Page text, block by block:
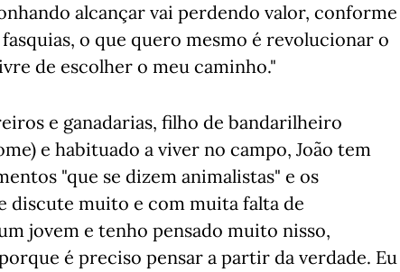
alcançar vai perdendo valor, conforme
o que quero mesmo é revolucionar o
de escolher o meu caminho."
e ganadarias, filho de bandarilheiro
e habituado a viver no campo, João tem
"que se dizem animalistas" e os
discute muito e com muita falta de
jovem e tenho pensado muito nisso,
é preciso pensar a partir da verdade. Eu